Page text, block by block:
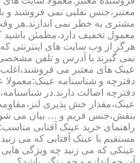
معتبر،جنس تقلبی نمی فروشند و
مشتری به خطر نمی اندازند.هر
معمول تخفیف دارد،مطمئن
هرگز از وب سایت های اینترنتی
نمی گیرند یا آدرس و تلفن
عینک های معتبر می
دفترچه و شناسنامه عینک:معمولا
دفترچه اصالت دارند.در
عینک،مقدار خش پذیری
بنفش،جنس فریم و … بیان می
راهنمای خرید عینک آفتابی
مستقیم با عینک آفتابی که می
عینکی که می زنید چه ویژگی هایی